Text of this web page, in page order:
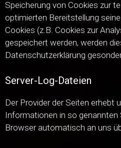
Speicherung von Cookies zur
optimierten Bereitstellung
Cookies (z.B. Cookies zur
gespeichert werden, werden
Datenschutzerklärung
Server-Log-Dateien
Der Provider der Seiten erhebt
Informationen in so genannten
Browser automatisch an uns